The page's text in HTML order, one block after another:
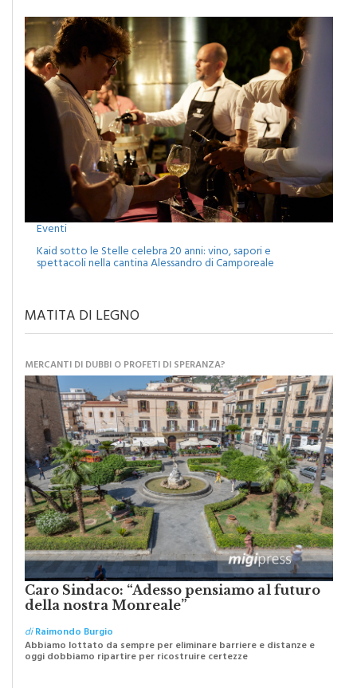
Eventi
Kaid sotto le Stelle celebra 20 anni: vino, sapori e
spettacoli nella cantina Alessandro di Camporeale
MATITA DI LEGNO
MERCANTI DI DUBBI O PROFETI DI SPERANZA?
Caro Sindaco: “Adesso pensiamo al futuro
della nostra Monreale”
diRaimondo Burgio
Abbiamo lottato da sempre per eliminare barriere e distanze e
oggi dobbiamo ripartire per ricostruire certezze